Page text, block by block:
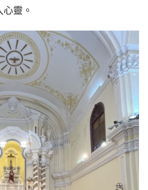
靈。